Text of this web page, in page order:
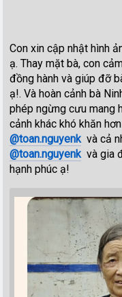
Con xin cập nhật hình
ạ. Thay mặt bà, con
đồng hành và giúp đỡ
ạ!. Và hoàn cảnh bà
phép ngừng cưu mang
cảnh khác khó khăn
@toan.nguyenk và cả
@toan.nguyenk và gia
hạnh phúc ạ!